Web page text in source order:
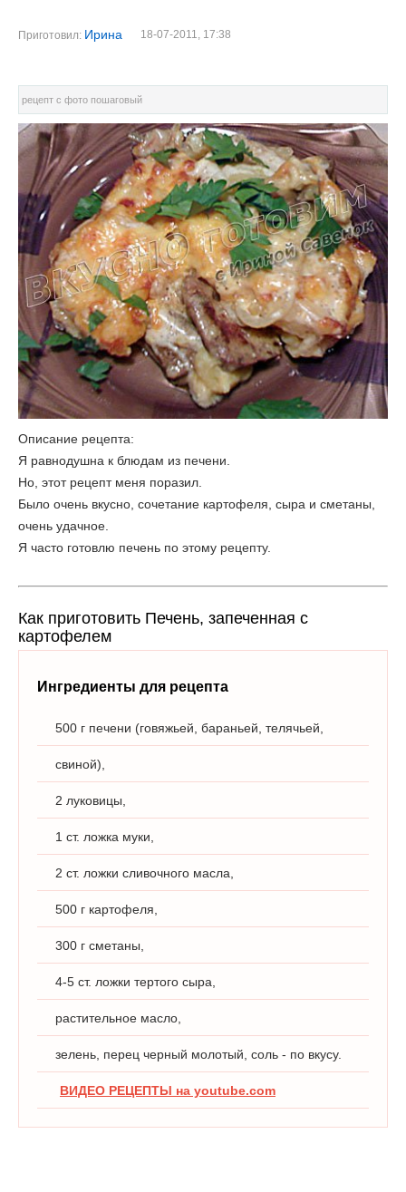
Приготовил: Ирина 18-07-2011, 17:38
рецепт с фото пошаговый
Описание рецепта:
Я равнодушна к блюдам из печени.
Но, этот рецепт меня поразил.
Было очень вкусно, сочетание картофеля, сыра и сметаны,
очень удачное.
Я часто готовлю печень по этому рецепту.
Как приготовить Печень, запеченная с
картофелем
Ингредиенты для рецепта
500 г печени (говяжьей, бараньей, телячьей,
свиной),
2 луковицы,
1 ст. ложка муки,
2 ст. ложки сливочного масла,
500 г картофеля,
300 г сметаны,
4-5 ст. ложки тертого сыра,
растительное масло,
зелень, перец черный молотый, соль - по вкусу.
ВИДЕО РЕЦЕПТЫ на youtube.com